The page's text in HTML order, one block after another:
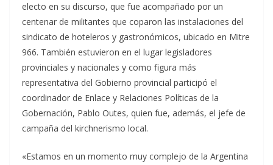
electo en su discurso, que fue acompañado por un
centenar de militantes que coparon las instalaciones del
sindicato de hoteleros y gastronómicos, ubicado en Mitre
966. También estuvieron en el lugar legisladores
provinciales y nacionales y como figura más
representativa del Gobierno provincial participó el
coordinador de Enlace y Relaciones Políticas de la
Gobernación, Pablo Outes, quien fue, además, el jefe de
campaña del kirchnerismo local.
«Estamos en un momento muy complejo de la Argentina